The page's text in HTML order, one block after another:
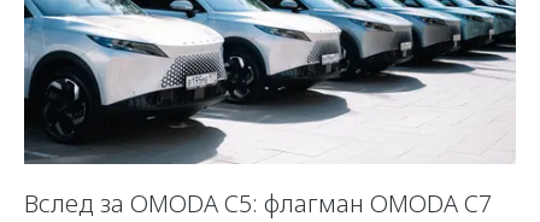
Вслед за OMODA C5: флагман OMODA C7